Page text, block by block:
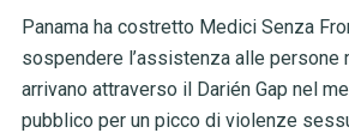
Panama ha costretto Medici Senza
sospendere l’assistenza alle persone
arrivano attraverso il Darién Gap nel
pubblico per un picco di violenze